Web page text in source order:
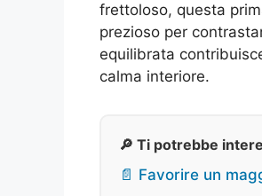
frettoloso, questa
prezioso per
equilibrata
calma interiore.
🔎 Ti potrebbe
📄 Favorire un